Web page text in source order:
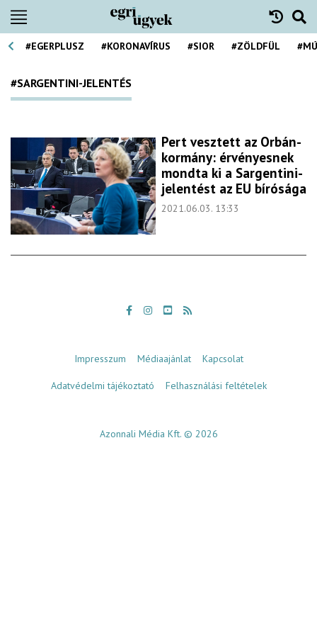
#EGERPLUSZ #KORONAVÍRUS #SIOR #ZÖLDFÜL
#SARGENTINI-JELENTÉS
Pert vesztett az Orbán-
kormány: érvényesnek
mondta ki a Sargentini-
jelentést az EU bírósága
2021.06.03. 13:33
Impresszum Médiaajánlat Kapcsolat
Adatvédelmi tájékoztató Felhasználási feltételek
Azonnali Média Kft. © 2026